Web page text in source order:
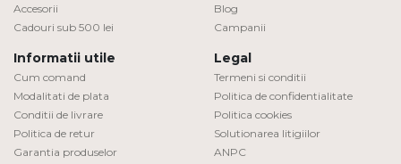
Accesorii
Cadouri sub 500 lei
Blog
Campanii
Informatii utile
Cum comand
Modalitati de plata
Conditii de livrare
Politica de retur
Garantia produselor
Legal
Termeni si conditii
Politica de confidentialitate
Politica cookies
Solutionarea litigiilor
ANPC